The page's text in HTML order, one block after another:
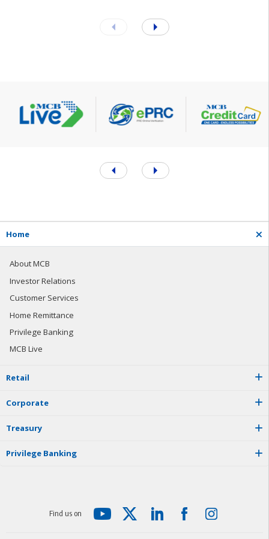
Home
About MCB
Investor Relations
Customer Services
Home Remittance
Privilege Banking
MCB Live
Retail
Corporate
Treasury
Privilege Banking
Find us on